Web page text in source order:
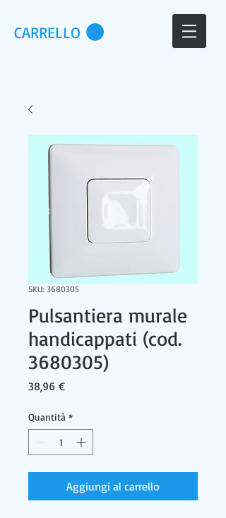
CARRELLO
SKU: 3680305
Pulsantiera murale
handicappati (cod.
3680305)
38,96 €Prezzo
Quantità *
Aggiungi al carrello